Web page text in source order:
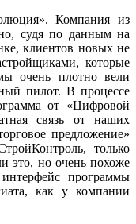
Компания из
судя по данным на
клиентов новых не
которые
очень плотно вели
пилот. В процессе
от «Цифровой
связь от наших
предложение»
только
это, но очень похоже
программы
как у компании